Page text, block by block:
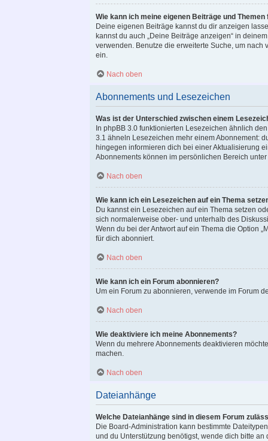
Wie kann ich meine eigenen Beiträge und Themen
Deine eigenen Beiträge kannst du dir anzeigen
kannst du auch „Deine Beiträge anzeigen“ in
verwenden. Benutze die erweiterte Suche, um
ein.
Nach oben
Abonnements und Lesezeichen
Was ist der Unterschied zwischen einem
In phpBB 3.0 funktionierten Lesezeichen ähnlich
3.1 ähneln Lesezeichen mehr einem Abonnement:
hingegen informieren dich bei einer Aktualisierung
Abonnements können im persönlichen Bereich
Nach oben
Wie kann ich ein Lesezeichen auf ein Thema
Du kannst ein Lesezeichen auf ein Thema setzen
sich normalerweise ober- und unterhalb des
Wenn du bei der Antwort auf ein Thema die Option
für dich abonniert.
Nach oben
Wie kann ich ein Forum abonnieren?
Um ein Forum zu abonnieren, verwende im Forum
Nach oben
Wie deaktiviere ich meine Abonnements?
Wenn du mehrere Abonnements deaktivieren
machen.
Nach oben
Dateianhänge
Welche Dateianhänge sind in diesem Forum
Die Board-Administration kann bestimmte
und du Unterstützung benötigst, wende dich bitte an